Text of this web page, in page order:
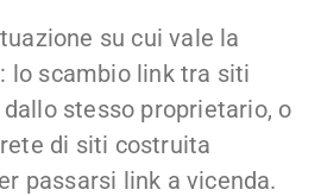
su cui vale la
lo scambio link tra siti
stesso proprietario, o
di siti costruita
passarsi link a vicenda.